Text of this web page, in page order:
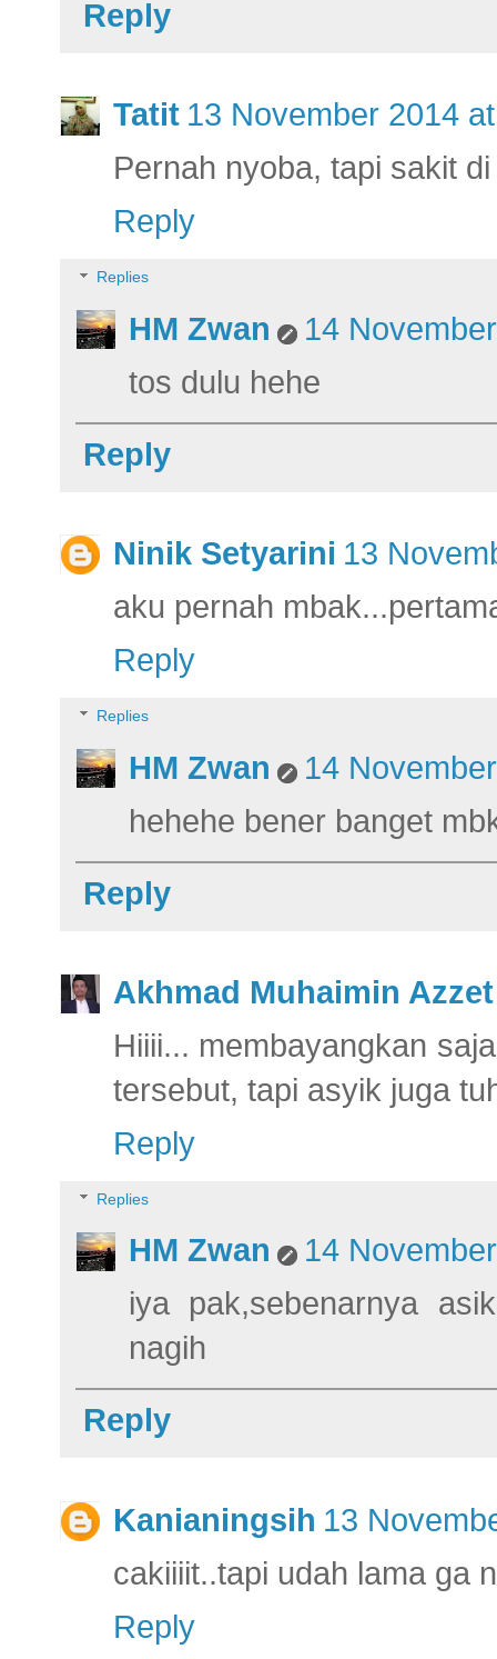
Reply
Tatit 13 November 2014
Pernah nyoba, tapi sakit
Reply
Replies
HM Zwan
14
tos dulu hehe
Reply
Ninik Setyarini 13
aku pernah
Reply
Replies
HM Zwan
14
hehehe bener banget
Reply
Akhmad Muhaimin Azzet
Hiiii... membayangkan
tersebut, tapi asyik juga
Reply
Replies
HM Zwan
14
iya pak,sebenarnya
nagih
Reply
Kanianingsih 13
cakiiiit..tapi udah lama ga
Reply